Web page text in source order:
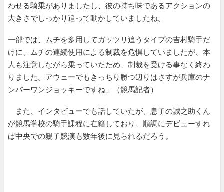
わせる騎乗がありましたし、彼の持ち味であるアクションの
大きさでしっかり追って動かしていましたね。
一部では、ムチを多用してガッツリ追うタイプの吉村騎手だ
けに、ムチの連続使用による制裁を危惧していましたが、本
人も注意しながら乗っていたため、制裁を受ける事なく終わ
りました。アウェーでもきっちり勝つ辺りはさすが兵庫のナ
ンバーワンジョッキーですね」（競馬記者）
また、インタビューでも話していたが、息子の誠之助くん
が競馬学校の騎手課程に在籍しており、順調にデビューすれ
ば中央での親子競演も数年後に見られるだろう。